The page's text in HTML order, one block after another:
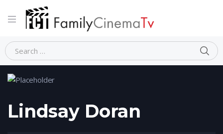
Home Person Lindsay Doran
Lindsay Doran